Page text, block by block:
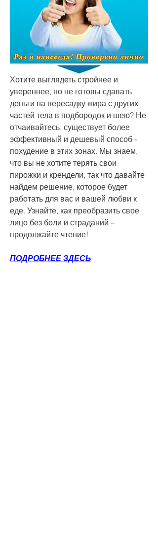
Хотите выглядеть стройнее и
увереннее, но не готовы сдавать
деньги на пересадку жира с других
частей тела в подбородок и шею? Не
отчаивайтесь, существует более
эффективный и дешевый способ -
похудение в этих зонах. Мы знаем,
что вы не хотите терять свои
пирожки и крендели, так что давайте
найдем решение, которое будет
работать для вас и вашей любви к
еде. Узнайте, как преобразить свое
лицо без боли и страданий –
продолжайте чтение!
ПОДРОБНЕЕ ЗДЕСЬ